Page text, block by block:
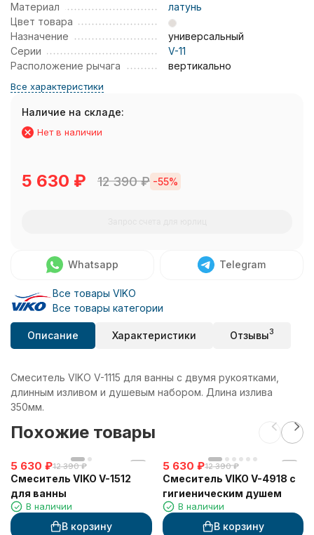
Материал
латунь
Цвет товара
Назначение
универсальный
Серии
V-11
Расположение рычага
вертикально
Все характеристики
Наличие на складе:
Нет в наличии
5 630 ₽ 12 390₽ -55%
Whatsapp Telegram
Все товары VIKO
Все товары категории
Описание Характеристики Отзывы3
Смеситель VIKO V-1115 для ванны с двумя рукоятками,
длинным изливом и душевым набором. Длина излива
350мм.
Похожие товары
5 630 ₽12 390 ₽
Смеситель VIKO V-1512
для ванны
В наличии
В корзину
5 630 ₽12 390 ₽
Смеситель VIKO V-4918 с
гигиеническим душем
В наличии
В корзину